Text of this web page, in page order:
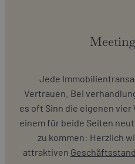
Jede
Vertrauen. Bei
es oft Sinn die eigenen vier
einem für beide Seiten
zu kommen: Herzlich
attraktiven